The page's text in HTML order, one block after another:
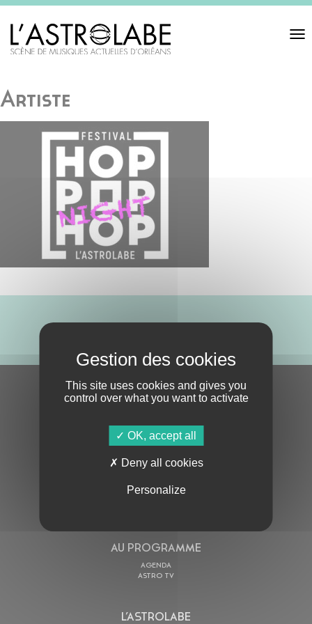
Toggle
Artiste
S'ABONNER À LA NEWSLETTER
AU PROGRAMME
AGENDA
ASTRO TV
L’ASTROLABE
This site uses cookies and gives you
control over what you want to activate
OK, accept all
Deny all cookies
Personalize